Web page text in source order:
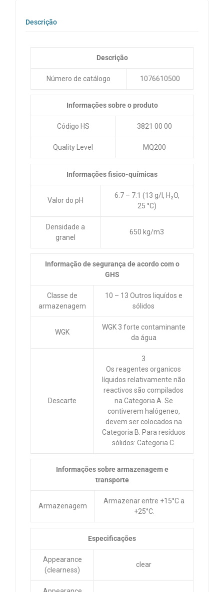
Descrição
Descrição
Número de catálogo 1076610500
Informações sobre o produto
Código HS 3821 00 00
Quality Level MQ200
Informações fisico-químicas
Valor do pH
6.7 – 7.1 (13 g/l, H₂O,
25 °C)
Densidade a
granel
650 kg/m3
Informação de segurança de acordo com o
GHS
Classe de
armazenagem
10 – 13 Outros liquídos e
sólidos
WGK
WGK 3 forte contaminante
da água
Descarte
3
Os reagentes organicos
líquidos relativamente não
reactivos são compilados
na Categoria A. Se
contiverem halógeneo,
devem ser colocados na
Categoria B. Para resíduos
sólidos: Categoria C.
Informações sobre armazenagem e
transporte
Armazenagem
Armazenar entre +15°C a
+25°C.
Especificações
Appearance
(clearness)
clear